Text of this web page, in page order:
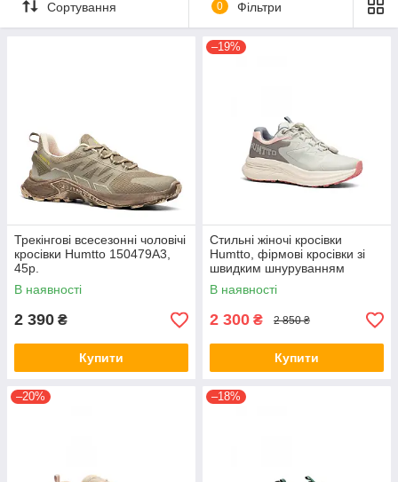
Сортування 0 Фільтри
Трекінгові всесезонні чоловічі
кросівки Humtto 150479A3,
45р.
В наявності
2 390 ₴
Купити
–19%
Стильні жіночі кросівки
Humtto, фірмові кросівки зі
швидким шнуруванням
В наявності
2 300 ₴ 2 850 ₴
Купити
–20% –18%